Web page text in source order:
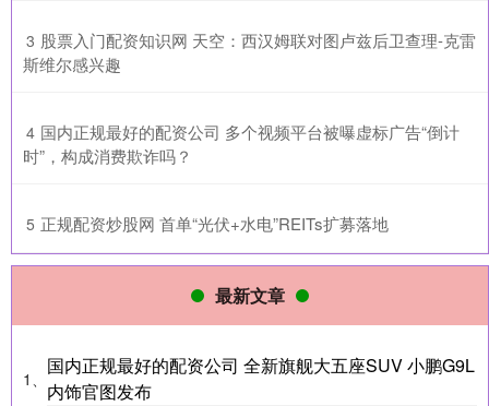
3 ​股票入门配资知识网 天空：西汉姆联对图卢兹后卫查理-克雷
斯维尔感兴趣
4 ​国内正规最好的配资公司 多个视频平台被曝虚标广告“倒计
时”，构成消费欺诈吗？
5 ​正规配资炒股网 首单“光伏+水电”REITs扩募落地
最新文章
1、
国内正规最好的配资公司 全新旗舰大五座SUV 小鹏G9L
内饰官图发布